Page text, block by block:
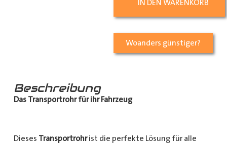
IN DEN WARENKORB
Woanders günstiger?
Beschreibung
Das Transportrohr für ihr Fahrzeug
Dieses Transportrohrist die perfekte Lösung für alle